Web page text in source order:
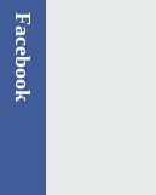
Facebook